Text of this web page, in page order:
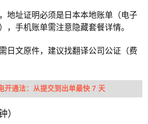
地址证明必须是日本本地账单（电子
，手机账单需注意隐藏套餐详情。
日文原件，建议找翻译公司公证（费
开通法：从提交到出单最快 7 天
）